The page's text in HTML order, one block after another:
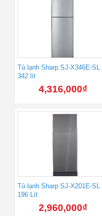
Tủ lạnh Sharp SJ-X346E-SL
342 lít
4,316,000₫
Tủ lạnh Sharp SJ-X201E-SL
196 Lít
2,960,000₫